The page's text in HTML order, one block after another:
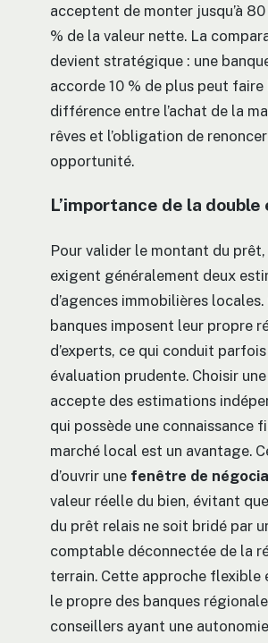
acceptent de monter jusqu’à
% de la valeur nette. La
devient stratégique : une
accorde 10 % de plus peut faire
différence entre l’achat de la
rêves et l’obligation de
opportunité.
L’importance de la
Pour valider le montant du
exigent généralement deux
d’agences immobilières
banques imposent leur propre
d’experts, ce qui conduit
évaluation prudente. Choisir
accepte des estimations
qui possède une connaissance
marché local est un avantage.
d’ouvrir une fenêtre de
valeur réelle du bien, évitant
du prêt relais ne soit bridé par
comptable déconnectée de la
terrain. Cette approche flexible
le propre des banques
conseillers ayant une autonomie